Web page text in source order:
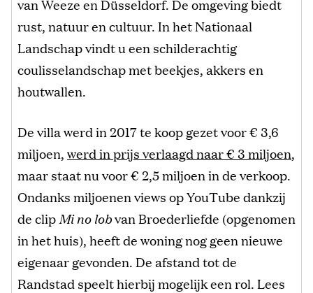
van Weeze en Düsseldorf. De omgeving biedt
rust, natuur en cultuur. In het Nationaal
Landschap vindt u een schilderachtig
coulisselandschap met beekjes, akkers en
houtwallen.
De villa werd in 2017 te koop gezet voor € 3,6
miljoen,werd in prijs verlaagd naar € 3 miljoen,
maar staat nu voor € 2,5 miljoen in de verkoop.
Ondanks miljoenen views op YouTube dankzij
de clip Mi no lobvan Broederliefde (opgenomen
in het huis), heeft de woning nog geen nieuwe
eigenaar gevonden. De afstand tot de
Randstad speelt hierbij mogelijk een rol. Lees